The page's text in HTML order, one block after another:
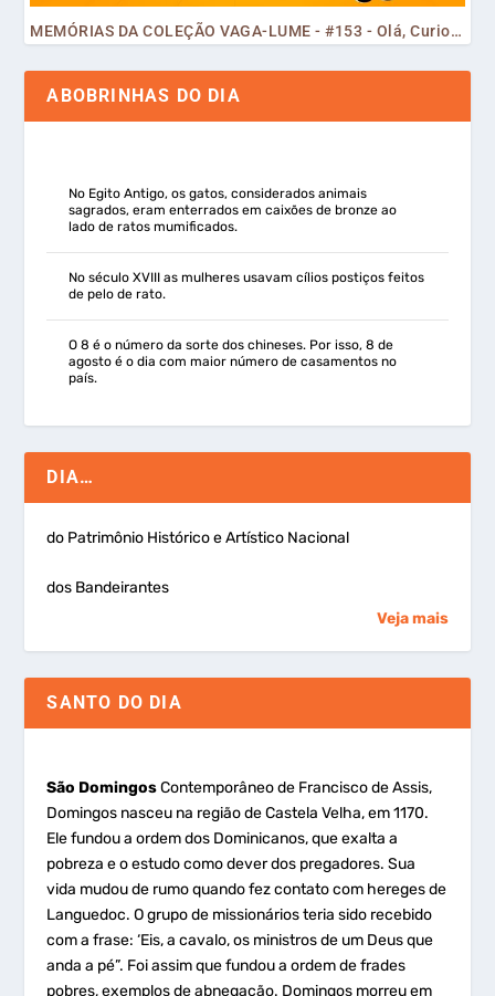
MEMÓRIAS DA COLEÇÃO VAGA-LUME - #153 - Olá, Curiosos! 2023
ABOBRINHAS DO DIA
No Egito Antigo, os gatos, considerados animais
sagrados, eram enterrados em caixões de bronze ao
lado de ratos mumificados.
No século XVIII as mulheres usavam cílios postiços feitos
de pelo de rato.
O 8 é o número da sorte dos chineses. Por isso, 8 de
agosto é o dia com maior número de casamentos no
país.
DIA…
do Patrimônio Histórico e Artístico Nacional
dos Bandeirantes
Veja mais
SANTO DO DIA
São DomingosContemporâneo de Francisco de Assis,
Domingos nasceu na região de Castela Velha, em 1170.
Ele fundou a ordem dos Dominicanos, que exalta a
pobreza e o estudo como dever dos pregadores. Sua
vida mudou de rumo quando fez contato com hereges de
Languedoc. O grupo de missionários teria sido recebido
com a frase: ‘Eis, a cavalo, os ministros de um Deus que
anda a pé”. Foi assim que fundou a ordem de frades
pobres, exemplos de abnegação. Domingos morreu em